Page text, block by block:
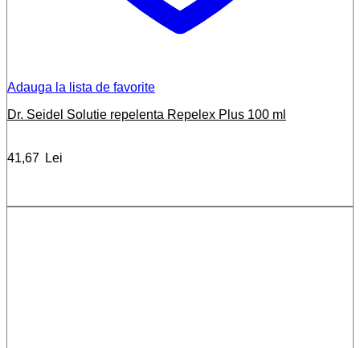
Adauga la lista de favorite
Dr. Seidel Solutie repelenta Repelex Plus 100 ml
41,67 Lei